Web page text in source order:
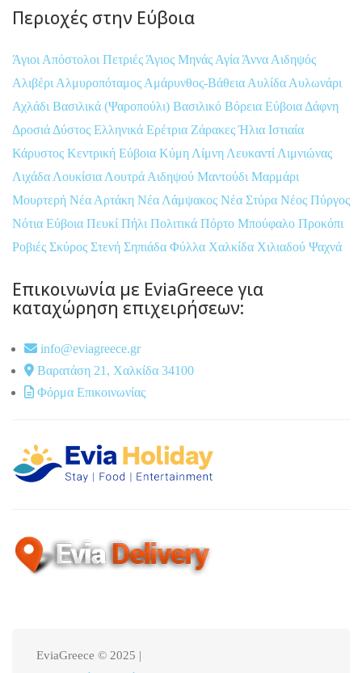
Περιοχές στην Εύβοια
Άγιοι Απόστολοι Πετριές Άγιος Μηνάς Αγία Άννα Αιδηψός
Αλιβέρι Αλμυροπόταμος Αμάρυνθος-Βάθεια Αυλίδα Αυλωνάρι
Αχλάδι Βασιλικά (Ψαροπούλι) Βασιλικό Βόρεια Εύβοια Δάφνη
Δροσιά Δύστος Ελληνικά Ερέτρια ΖάρακεςΉλια Ιστιαία
Κάρυστος Κεντρική Εύβοια Κύμη Λίμνη Λευκαντί Λιμνιώνας
Λιχάδα Λουκίσια Λουτρά Αιδηψού Μαντούδι Μαρμάρι
Μουρτερή Νέα Αρτάκη Νέα Λάμψακος Νέα Στύρα Νέος Πύργος
Νότια Εύβοια Πευκί Πήλι Πολιτικά Πόρτο Μπούφαλο Προκόπι
Ροβιές Σκύρος Στενή Σηπιάδα Φύλλα Χαλκίδα Χιλιαδού Ψαχνά
Επικοινωνία με EviaGreece για
καταχώρηση επιχειρήσεων:
info@eviagreece.gr
Βαρατάση 21, Χαλκίδα 34100
Φόρμα Επικοινωνίας
EviaGreece © 2025 |